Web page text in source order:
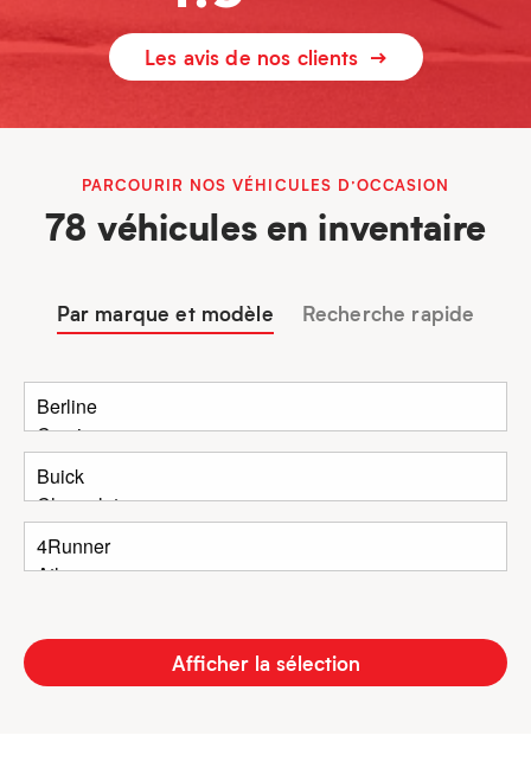
Les avis de nos clients
PARCOURIR NOS VÉHICULES D’OCCASION
78 véhicules en inventaire
Par marque et modèle Recherche rapide
Afficher la sélection